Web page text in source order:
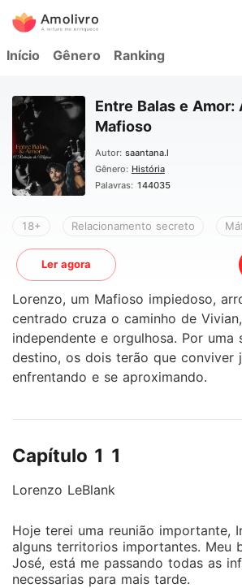
Início Gênero Ranking
Entre Balas e Amor:
Mafioso
Autor: saantana.l
Gênero: História
Palavras: 144035
18+ Relacionamento secreto
Ler agora
Lorenzo, um Mafioso impiedoso,
centrado cruza o caminho de
independente e orgulhosa. Por uma
destino, os dois terão que conviver
enfrentando e se aproximando.
Capítulo 1 1
Lorenzo LeBlank
Hoje terei uma reunião importante,
alguns territorios importantes. Meu
José, está me passando todas as
necessarias para mais tarde.